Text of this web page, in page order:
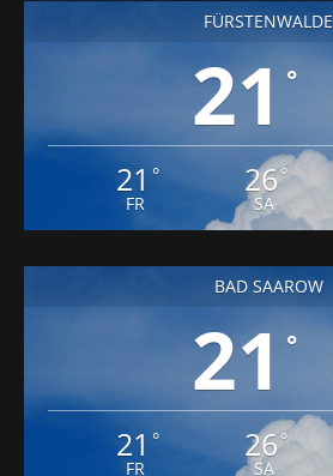
FÜRSTENWALDE
21 °
21 °
FR
26°
SA
BAD SAAROW
21 °
21 °
FR
26°
SA